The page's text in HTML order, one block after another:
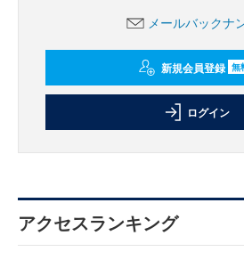
メールバックナ
新規会員登録 無
ログイン
アクセスランキング